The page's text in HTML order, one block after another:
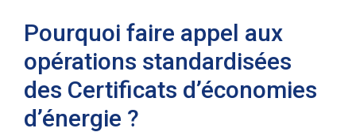
Pourquoi faire appel aux
opérations standardisées
des Certificats d’économies
d’énergie ?